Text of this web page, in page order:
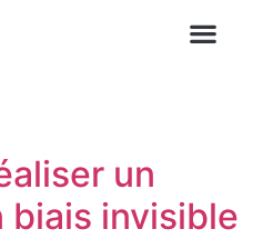
un
biais invisible